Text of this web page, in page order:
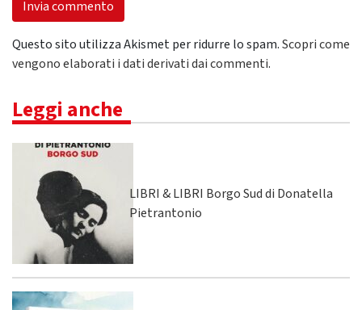
Questo sito utilizza Akismet per ridurre lo spam.Scopri come
vengono elaborati i dati derivati dai commenti.
Leggi anche
LIBRI & LIBRI Borgo Sud di Donatella
Pietrantonio